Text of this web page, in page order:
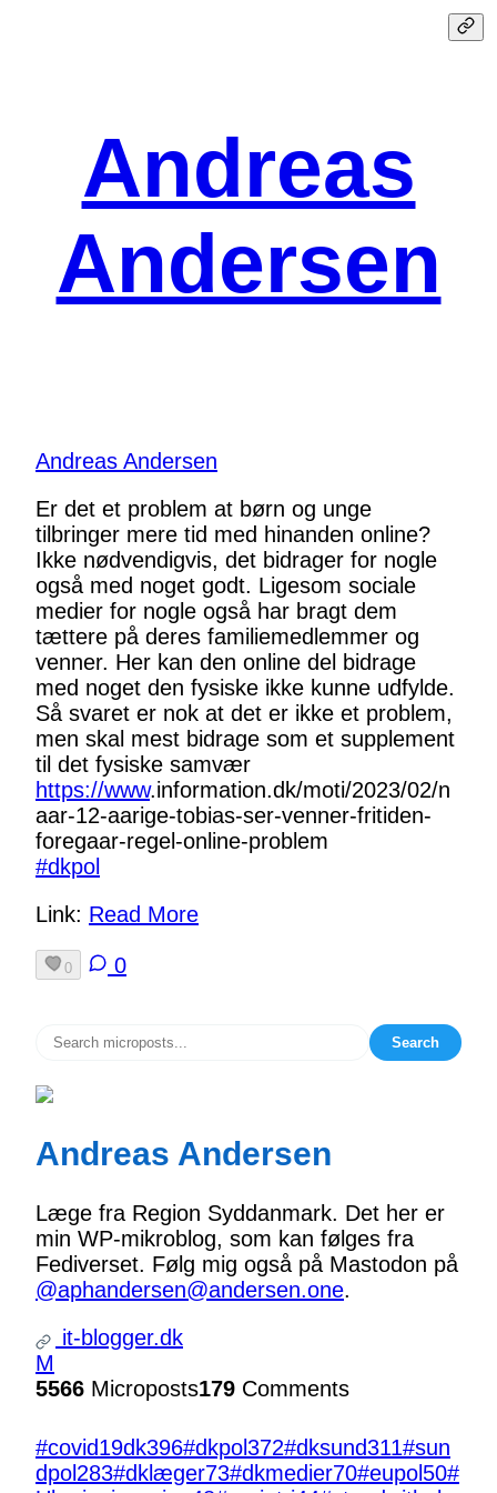
Andreas
Andersen
Andreas Andersen
Er det et problem at børn og unge
tilbringer mere tid med hinanden online?
Ikke nødvendigvis, det bidrager for nogle
også med noget godt. Ligesom sociale
medier for nogle også har bragt dem
tættere på deres familiemedlemmer og
venner. Her kan den online del bidrage
med noget den fysiske ikke kunne udfylde.
Så svaret er nok at det er ikke et problem,
men skal mest bidrage som et supplement
til det fysiske samvær
https://www.information.dk/moti/2023/02/n
aar-12-aarige-tobias-ser-venner-fritiden-
foregaar-regel-online-problem
#dkpol
Link: Read More
0 0
Search
Andreas Andersen
Læge fra Region Syddanmark. Det her er
min WP-mikroblog, som kan følges fra
Fediverset. Følg mig også på Mastodon på
@aphandersen@andersen.one.
it-blogger.dk
M
5566 Microposts179 Comments
#covid19dk396#dkpol372#dksund311#sun
dpol 283#dklæger73#dkmedier70#eupol 50#